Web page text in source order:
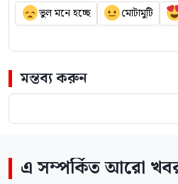
ভুল মনে হচ্ছে মোটামুটি
মন্তব্য করুন
এ সম্পর্কিত আরো